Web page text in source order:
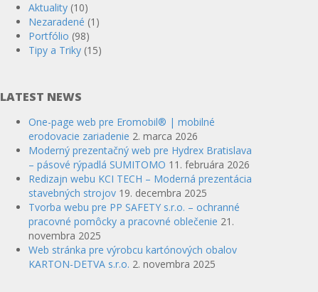
Aktuality (10)
Nezaradené (1)
Portfólio (98)
Tipy a Triky (15)
LATEST NEWS
One-page web pre Eromobil® | mobilné
erodovacie zariadenie 2. marca 2026
Moderný prezentačný web pre Hydrex Bratislava
– pásové rýpadlá SUMITOMO 11. februára 2026
Redizajn webu KCI TECH – Moderná prezentácia
stavebných strojov 19. decembra 2025
Tvorba webu pre PP SAFETY s.r.o. – ochranné
pracovné pomôcky a pracovné oblečenie 21.
novembra 2025
Web stránka pre výrobcu kartónových obalov
KARTON-DETVA s.r.o. 2. novembra 2025